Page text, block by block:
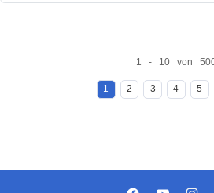
1 - 10 von
1 2 3 4 5